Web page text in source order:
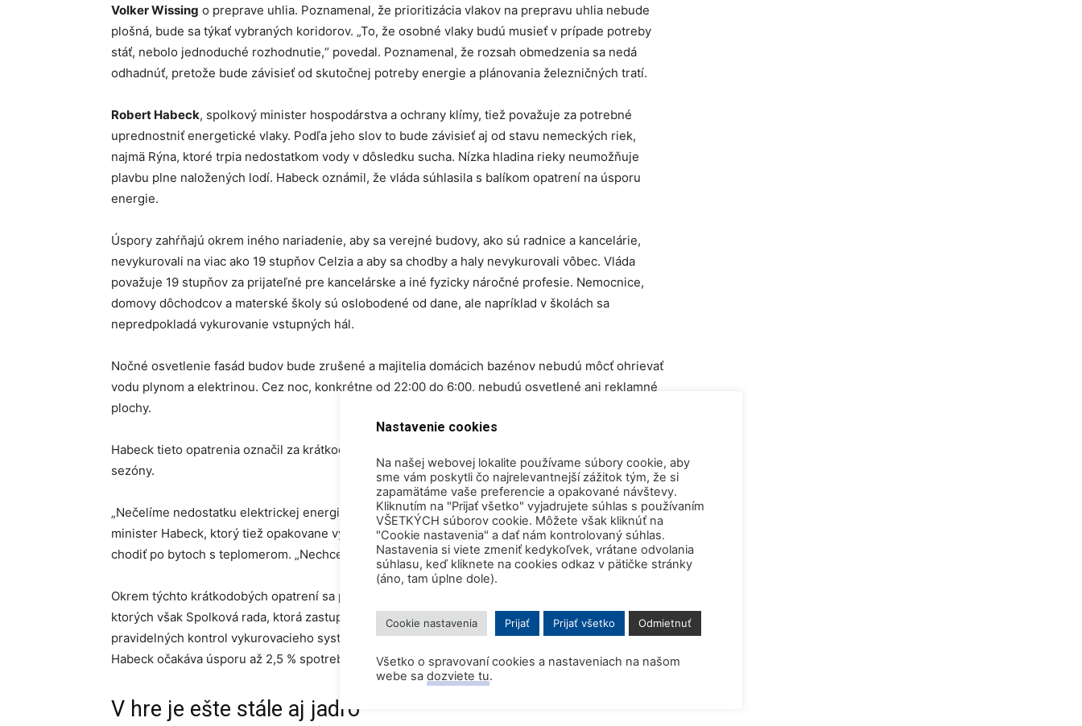
Volker Wissing o preprave uhlia. Poznamenal, že prioritizácia vlakov na prepravu uhlia nebude
plošná, bude sa týkať vybraných koridorov. „To, že osobné vlaky budú musieť v prípade potreby
stáť, nebolo jednoduché rozhodnutie,“ povedal. Poznamenal, že rozsah obmedzenia sa nedá
odhadnúť, pretože bude závisieť od skutočnej potreby energie a plánovania železničných tratí.
Robert Habeck, spolkový minister hospodárstva a ochrany klímy, tiež považuje za potrebné
uprednostniť energetické vlaky. Podľa jeho slov to bude závisieť aj od stavu nemeckých riek,
najmä Rýna, ktoré trpia nedostatkom vody v dôsledku sucha. Nízka hladina rieky neumožňuje
plavbu plne naložených lodí. Habeck oznámil, že vláda súhlasila s balíkom opatrení na úsporu
energie.
Úspory zahŕňajú okrem iného nariadenie, aby sa verejné budovy, ako sú radnice a kancelárie,
nevykurovali na viac ako 19 stupňov Celzia a aby sa chodby a haly nevykurovali vôbec. Vláda
považuje 19 stupňov za prijateľné pre kancelárske a iné fyzicky náročné profesie. Nemocnice,
domovy dôchodcov a materské školy sú oslobodené od dane, ale napríklad v školách sa
nepredpokladá vykurovanie vstupných hál.
Nočné osvetlenie fasád budov bude zrušené a majitelia domácich bazénov nebudú môcť ohrievať
vodu plynom a elektrinou. Cez noc, konkrétne od 22:00 do 6:00, nebudú osvetlené ani reklamné
plochy.
Habeck tieto opatrenia označil za krátkodobé a budú platiť šesť mesiacov, teda počas vykurovacej
sezóny.
„Nečelíme nedostatku elektrickej energie, ale bojujeme s prudkým nárastom jej cien,“ povedal
minister Habeck, ktorý tiež opakovane vyzval verejnosť, aby šetrila, ale dodal, že vláda nebude
chodiť po bytoch s teplomerom. „Nechceme nikomu merať teplotu v spálni,“ povedal.
Okrem týchto krátkodobých opatrení sa pripravuje aj súbor strednodobých úsporných opatrení, o
ktorých však Spolková rada, ktorá zastupuje regióny Nemecka, ešte nerozhodla. Tu sa počas
pravidelných kontrol vykurovacieho systému plánujú povinné úpravy vykurovacieho systému.
Habeck očakáva úsporu až 2,5 % spotreby plynu.
V hre je ešte stále aj jadro
Nastavenie cookies
Na našej webovej lokalite používame súbory cookie, aby
sme vám poskytli čo najrelevantnejší zážitok tým, že si
zapamätáme vaše preferencie a opakované návštevy.
Kliknutím na "Prijať všetko" vyjadrujete súhlas s používaním
VŠETKÝCH súborov cookie. Môžete však kliknúť na
"Cookie nastavenia" a dať nám kontrolovaný súhlas.
Nastavenia si viete zmeniť kedykoľvek, vrátane odvolania
súhlasu, keď kliknete na cookies odkaz v pätičke stránky
(áno, tam úplne dole).
Cookie nastavenia Prijať Prijať všetko Odmietnuť
Všetko o spravovaní cookies a nastaveniach na našom
webe sa dozviete tu.